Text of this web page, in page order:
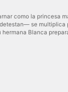
como la princesa
se multiplica
Blanca